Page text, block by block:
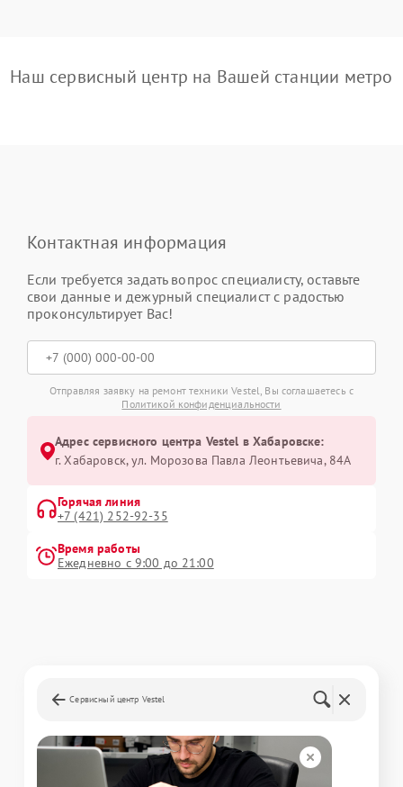
Наш сервисный центр на Вашей станции метро
Контактная информация
Если требуется задать вопрос специалисту, оставьте
свои данные и дежурный специалист с радостью
проконсультирует Вас!
Отправляя заявку на ремонт техники Vestel, Вы соглашаетесь с
Политикой конфиденциальности
Адрес сервисного центра Vestel в Хабаровске:
г. Хабаровск, ул. Морозова Павла Леонтьевича, 84А
Горячая линия
+7 (421) 252-92-35
Время работы
Ежедневно с 9:00 до 21:00
Сервисный центр Vestel